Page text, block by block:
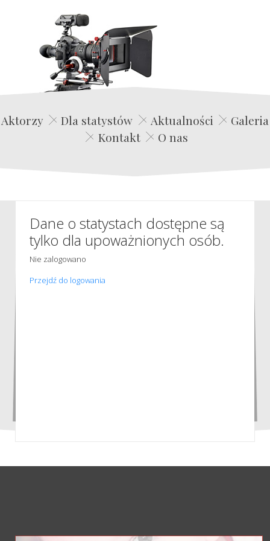
Edwin Film Agencja Aktorska
Aktorzy Dla statystów Aktualności
Galeria
Kontakt
O nas
Dane o statystach dostępne są
tylko dla upoważnionych osób.
Nie zalogowano
Przejdź do logowania